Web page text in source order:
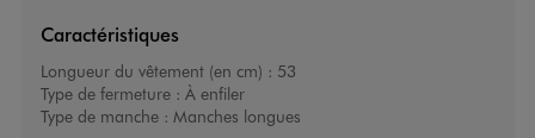
Caractéristiques
Longueur du vêtement (en cm) : 53
Type de fermeture : À enfiler
Type de manche : Manches longues